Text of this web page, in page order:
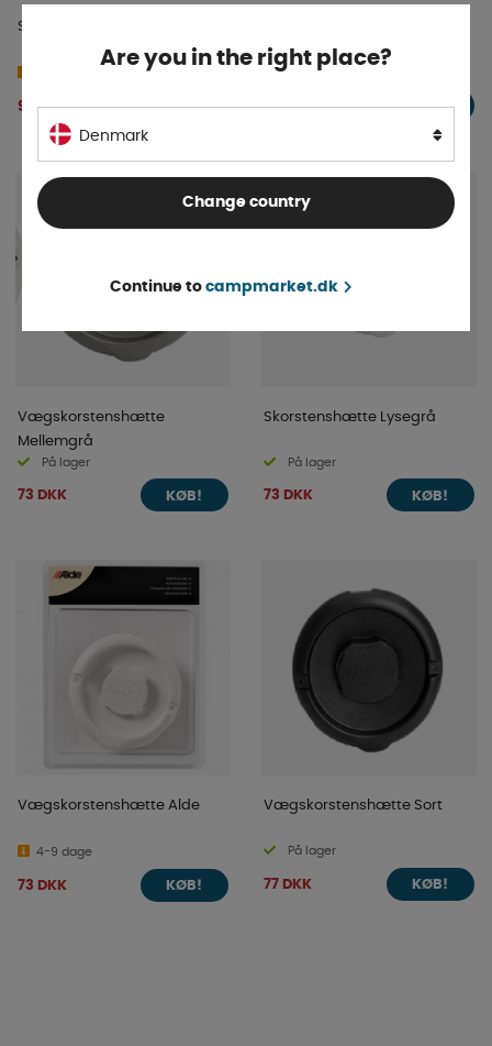
Skorsten til tagmontering.
939 DKK KØB!
På lager
388 DKK KØB!
Vægskorstenshætte
Mellemgrå
På lager
73 DKK KØB!
Skorstenshætte Lysegrå
På lager
73 DKK KØB!
Vægskorstenshætte Alde
4-9 dage
73 DKK KØB!
Vægskorstenshætte Sort
På lager
77 DKK KØB!
Are you in the right place?
Denmark
Change country
Continue to campmarket.dk